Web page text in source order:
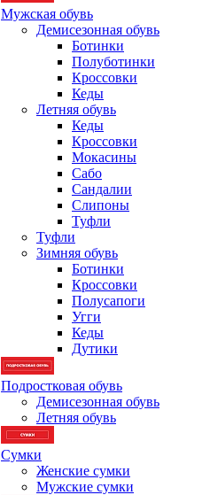
Мужская обувь
Демисезонная обувь
Ботинки
Полуботинки
Кроссовки
Кеды
Летняя обувь
Кеды
Кроссовки
Мокасины
Сабо
Сандалии
Слипоны
Туфли
Туфли
Зимняя обувь
Ботинки
Кроссовки
Полусапоги
Угги
Кеды
Дутики
Подростковая обувь
Демисезонная обувь
Летняя обувь
Сумки
Женские сумки
Мужские сумки